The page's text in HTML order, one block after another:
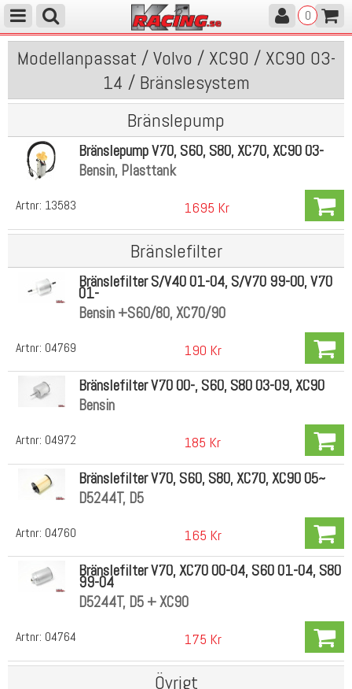
0
Modellanpassat / Volvo / XC90 / XC90 03-
14 / Bränslesystem
Bränslepump
Artnr: 13583
Bränslepump V70, S60, S80, XC70, XC90 03-
Bensin, Plasttank
1695 Kr
Bränslefilter
Artnr: 04769
Bränslefilter S/V40 01-04, S/V70 99-00, V70
01-
Bensin +S60/80, XC70/90
190 Kr
Artnr: 04972
Bränslefilter V70 00-, S60, S80 03-09, XC90
Bensin
185 Kr
Artnr: 04760
Bränslefilter V70, S60, S80, XC70, XC90 05~
D5244T, D5
165 Kr
Artnr: 04764
Bränslefilter V70, XC70 00-04, S60 01-04, S80
99-04
D5244T, D5 + XC90
175 Kr
Övrigt